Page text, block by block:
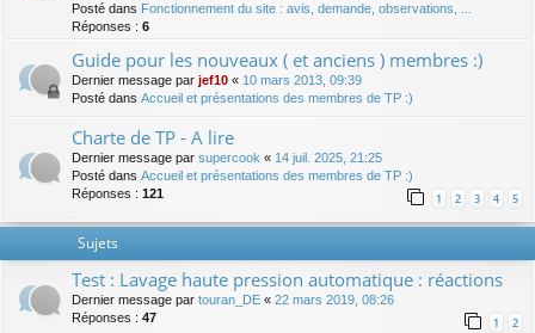
Posté dans Fonctionnement du site : avis, demande, observations, ...
Réponses : 6
Guide pour les nouveaux ( et anciens ) membres :)
Dernier message par jef10 « 10 mars 2013, 09:39
Posté dans Accueil et présentations des membres de TP :)
Charte de TP - A lire
Dernier message par supercook « 14 juil. 2025, 21:25
Posté dans Accueil et présentations des membres de TP :)
Réponses : 121 1 2 3 4 5
Sujets
Test : Lavage haute pression automatique : réactions
Dernier message par touran_DE « 22 mars 2019, 08:26
Réponses : 47 1 2